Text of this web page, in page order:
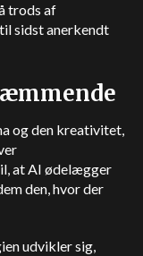
trods af
sidst anerkendt
og den kreativitet,
at AI ødelægger
den, hvor der
udvikler sig,